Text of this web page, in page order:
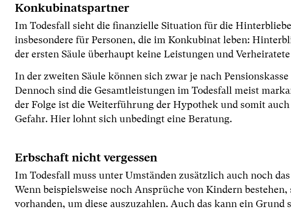
Konkubinatspartner
Im Todesfall sieht die finanzielle Situation für die
insbesondere für Personen, die im Konkubinat leben:
der ersten Säule überhaupt keine Leistungen und
In der zweiten Säule können sich zwar je nach
Dennoch sind die Gesamtleistungen im Todesfall meist
der Folge ist die Weiterführung der Hypothek und somit
Gefahr. Hier lohnt sich unbedingt eine Beratung.
Erbschaft nicht vergessen
Im Todesfall muss unter Umständen zusätzlich auch noch
Wenn beispielsweise noch Ansprüche von Kindern
vorhanden, um diese auszuzahlen. Auch das kann ein